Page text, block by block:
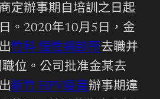
定辦事期自培訓之日起
。2020年10月5日，金
竹科 慢性病診所去職并
位。公司批准金某去
新竹 HPV疫苗辦事期違